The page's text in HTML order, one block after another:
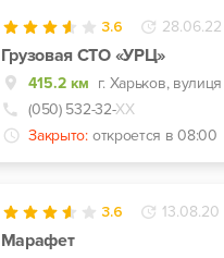
3.6 28.06.22
Грузовая СТО «УРЦ»
415.2 км г. Харьков,
(050) 532-32-ХХ
Закрыто: откроется в 08:00
3.6 13.08.20
Марафет